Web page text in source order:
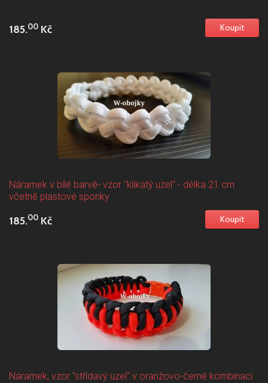
185.00 Kč
Náramek v bílé barvě- vzor "klikatý uzel" - délka 21 cm
včetně plastové sponky
185.00 Kč
Náramek, vzor "střídavý uzel" v oranžovo-černé kombinaci.